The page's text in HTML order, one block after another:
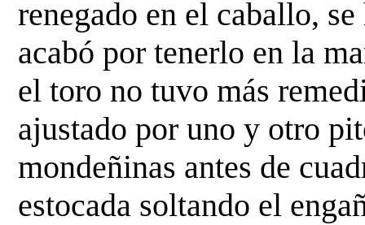
renegado en el caballo,
acabó por tenerlo en la
el toro no tuvo más
ajustado por uno y otro
mondeñinas antes de
estocada soltando el